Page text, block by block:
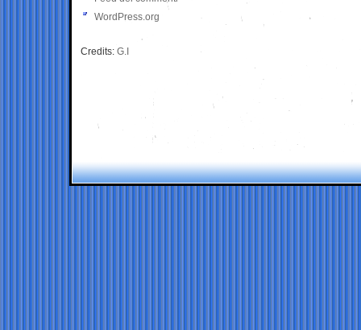
WordPress.org
Credits: G.I